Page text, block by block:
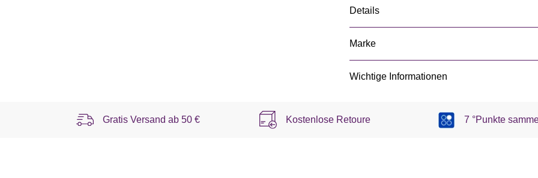
Details
Marke
Wichtige Informationen
Gratis Versand ab 50 € Kostenlose Retoure 7 °Punkte